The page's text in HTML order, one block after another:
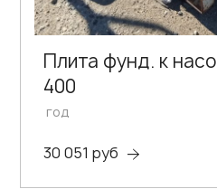
Плита фунд. к
400
год
30 051 руб